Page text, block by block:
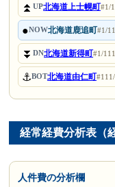
⏫UP北海道上士幌町#1/
●NOW北海道鹿追町#1/
⏬DN北海道新得町#1/111
⚓BOT北海道由仁町
経常経費分析表（
人件費の分析欄